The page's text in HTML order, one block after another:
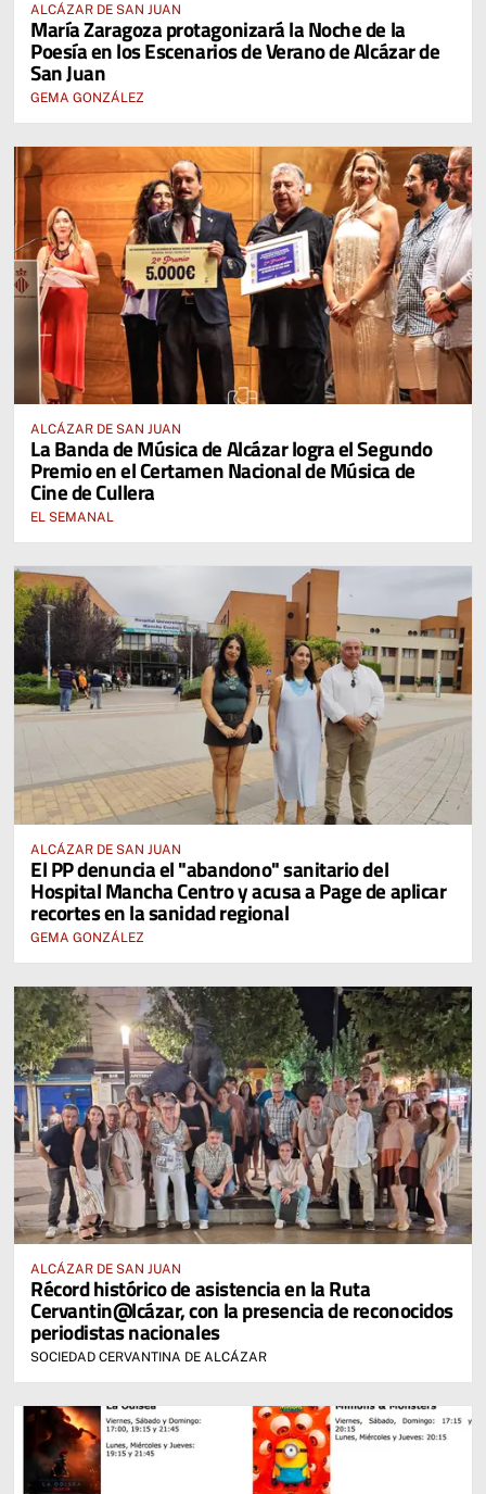
ALCÁZAR DE SAN JUAN
María Zaragoza protagonizará la Noche de la
Poesía en los Escenarios de Verano de Alcázar de
San Juan
GEMA GONZÁLEZ
ALCÁZAR DE SAN JUAN
La Banda de Música de Alcázar logra el Segundo
Premio en el Certamen Nacional de Música de
Cine de Cullera
EL SEMANAL
ALCÁZAR DE SAN JUAN
El PP denuncia el "abandono" sanitario del
Hospital Mancha Centro y acusa a Page de aplicar
recortes en la sanidad regional
GEMA GONZÁLEZ
ALCÁZAR DE SAN JUAN
Récord histórico de asistencia en la Ruta
Cervantin@lcázar, con la presencia de reconocidos
periodistas nacionales
SOCIEDAD CERVANTINA DE ALCÁZAR